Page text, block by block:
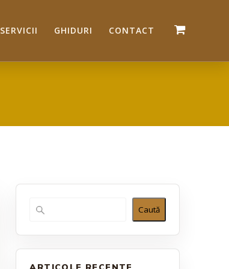
SERVICII GHIDURI CONTACT
Caută